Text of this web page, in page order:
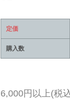
定価
購入数
6,000円以上(税